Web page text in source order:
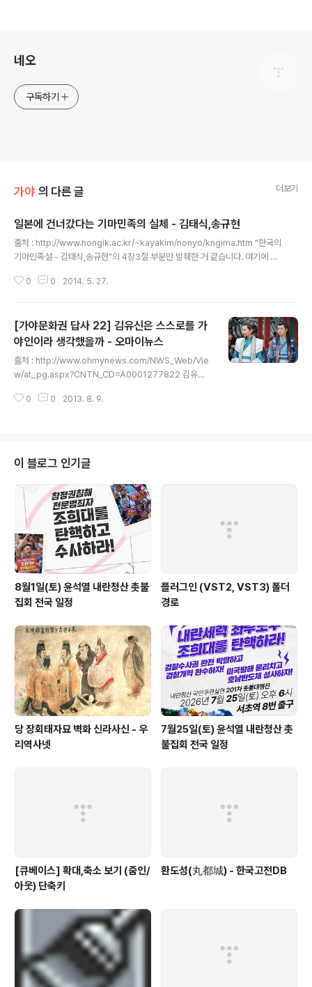
네오
구독하기
가야 의 다른 글 더보기
일본에 건너갔다는 기마민족의 실체 - 김태식,송규현
출처 : http://www.hongik.ac.kr/~kayakim/nonyo/kngima.htm "한국의
기마민족설 - 김태식,송규현"의 4장3절 부분만 발췌한 거 같습니다. 여기에 한
일본 고훈시대 중기(5세기)에 갑자기 이루어진 문화 격변의 원인을 무엇으로 보
의 성격은 에가미 나미오와 같이 가야에 있던 화북계 기마민족설(華北系 騎馬
民族)이라고 말하는 것보다는, 최병현과 같이 일부 기마문화(騎馬文化)를 수
용하고 있으면서도 농경문화적 또는 보병적 성격을 크게 탈피하지 못한 가야
주..
0 0 2014. 5. 27.
[가야문화권 답사 22] 김유신은 스스로를 가
야인이라 생각했을까 - 오마이뉴스
출처 : http://www.ohmynews.com/NWS_Web/Vie
w/at_pg.aspx?CNTN_CD=A0001277822 김유신
2] 김유신과 가야 09.12.09 15:18 l 최종 업데이트 09.1
등이 등장하여 다양한 이야기를 보여주고 있다. 이 중에서
도 가장 돋보이는 인물은 역시 김유신으로, 김유신은 모두
에게 잘 알려져 있다시피 가야왕족 출신으로 신라의 삼국
통일을 이끈 명장이자 정치가였다. 그런 그에 대하여 때 아
닌 논쟁이 벌어졌다. 드라마 상에서 나오는 가..
0 0 2013. 8. 9.
이 블로그 인기글
8월1일(토) 윤석열 내란청산 촛불
집회 전국 일정
플러그인 (VST2, VST3) 폴더
경로
당 장회태자묘 벽화 신라사신 - 우
리역사넷
7월25일(토) 윤석열 내란청산 촛
불집회 전국 일정
[큐베이스] 확대,축소 보기 (줌인/
아웃) 단축키
환도성(丸都城) - 한국고전DB